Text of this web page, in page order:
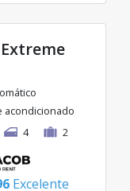
acondicionado
4 2
Excelente